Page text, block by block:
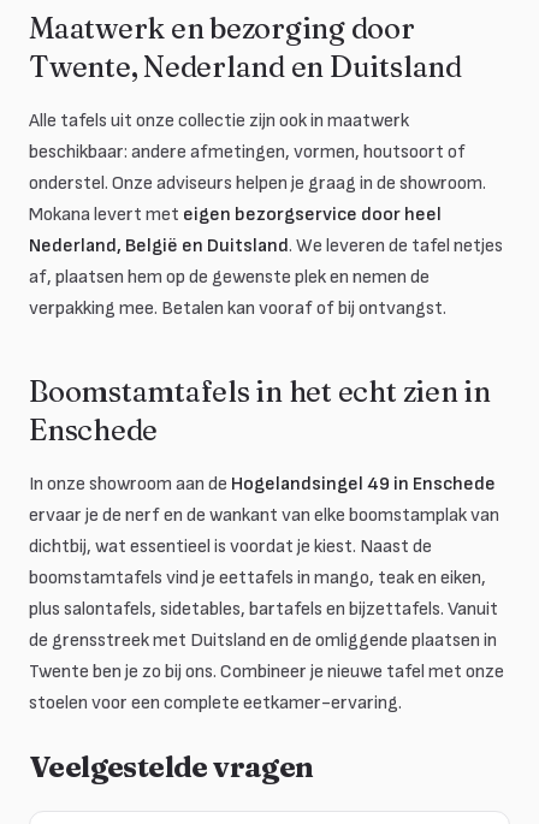
Maatwerk en bezorging door
Twente, Nederland en Duitsland
Alle tafels uit onze collectie zijn ook in maatwerk
beschikbaar: andere afmetingen, vormen, houtsoort of
onderstel. Onze adviseurs helpen je graag in de showroom.
Mokana levert met eigen bezorgservice door heel
Nederland, België en Duitsland. We leveren de tafel netjes
af, plaatsen hem op de gewenste plek en nemen de
verpakking mee. Betalen kan vooraf of bij ontvangst.
Boomstamtafels in het echt zien in
Enschede
In onze showroom aan de Hogelandsingel 49 in Enschede
ervaar je de nerf en de wankant van elke boomstamplak van
dichtbij, wat essentieel is voordat je kiest. Naast de
boomstamtafels vind je eettafels in mango, teak en eiken,
plus salontafels, sidetables, bartafels en bijzettafels. Vanuit
de grensstreek met Duitsland en de omliggende plaatsen in
Twente ben je zo bij ons. Combineer je nieuwe tafel met onze
stoelen voor een complete eetkamer-ervaring.
Veelgestelde vragen